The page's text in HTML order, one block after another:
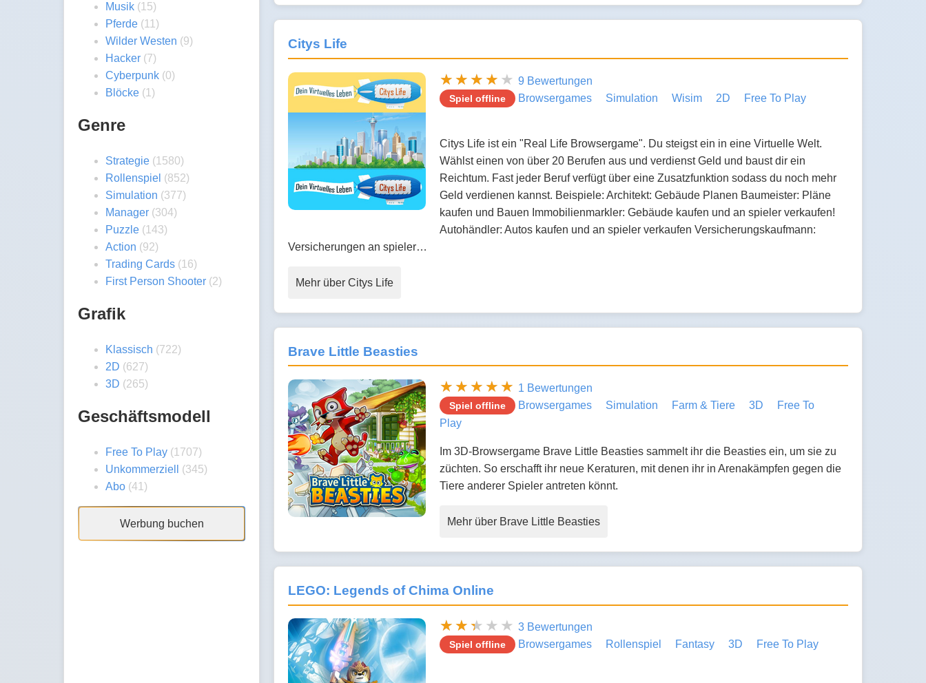
Musik (15)
Pferde (11)
Wilder Westen (9)
Hacker (7)
Cyberpunk (0)
Blöcke (1)
Genre
Strategie (1580)
Rollenspiel (852)
Simulation (377)
Manager (304)
Puzzle (143)
Action (92)
Trading Cards (16)
First Person Shooter (2)
Grafik
Klassisch (722)
2D (627)
3D (265)
Geschäftsmodell
Free To Play (1707)
Unkommerziell
(345)
Abo (41)
Werbung buchen
Citys Life
9 Bewertungen
Spiel offline Browsergames Simulation Wisim 2D Free To Play
Citys Life ist ein "Real Life Browsergame". Du steigst ein in eine Virtuelle Welt.
Wählst einen von über 20 Berufen aus und verdienst Geld und baust dir ein
Reichtum. Fast jeder Beruf verfügt über eine Zusatzfunktion sodass du noch mehr
Geld verdienen kannst. Beispiele: Architekt: Gebäude Planen Baumeister: Pläne
kaufen und Bauen Immobilienmarkler: Gebäude kaufen und an spieler verkaufen!
Autohändler: Autos kaufen und an spieler verkaufen Versicherungskaufmann:
Versicherungen an spieler…
Mehr über Citys Life
Brave Little Beasties
1 Bewertungen
Spiel offline Browsergames Simulation Farm & Tiere 3D
Free To
Play
Im 3D-Browsergame Brave Little Beasties sammelt ihr die Beasties ein, um sie zu
züchten. So erschafft ihr neue Keraturen, mit denen ihr in Arenakämpfen gegen die
Tiere anderer Spieler antreten könnt.
Mehr über Brave Little Beasties
LEGO: Legends of Chima Online
3 Bewertungen
Spiel offline Browsergames Rollenspiel Fantasy 3D Free To Play